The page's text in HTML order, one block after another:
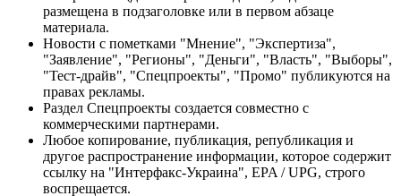
размещена в подзаголовке или в первом абзаце
материала.
Новости с пометками "Мнение", "Экспертиза",
"Заявление", "Регионы", "Деньги", "Власть", "Выборы",
"Тест-драйв", "Спецпроекты", "Промо" публикуются на
правах рекламы.
Раздел Спецпроекты создается совместно с
коммерческими партнерами.
Любое копирование, публикация, републикация и
другое распространение информации, которое содержит
ссылку на "Интерфакс-Украина", EPA / UPG, строго
воспрещается.